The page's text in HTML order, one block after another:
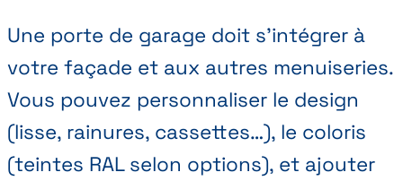
Une porte de garage doit s’intégrer à
votre façade et aux autres menuiseries.
Vous pouvez personnaliser le design
(lisse, rainures, cassettes…), le coloris
(teintes RAL selon options), et ajouter